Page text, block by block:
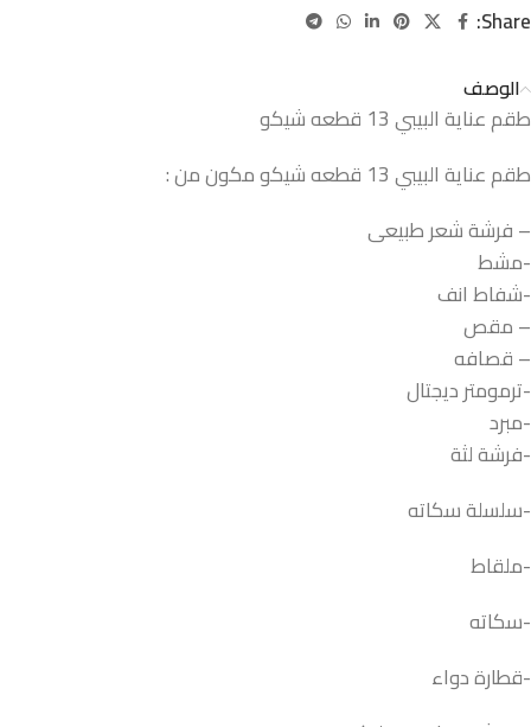
Share:
الوصف
طقم عناية البيبي 13 قطعه شيكو
طقم عناية البيبي 13 قطعه شيكو مكون من :
– فرشة شعر طبيعى
-مشط
-شفاط انف
– مقص
– قصافه
-ترمومتر ديجتال
-مبرد
-فرشة لثة
-سلسلة سكاته
-ملقاط
-سكاته
-قطارة دواء